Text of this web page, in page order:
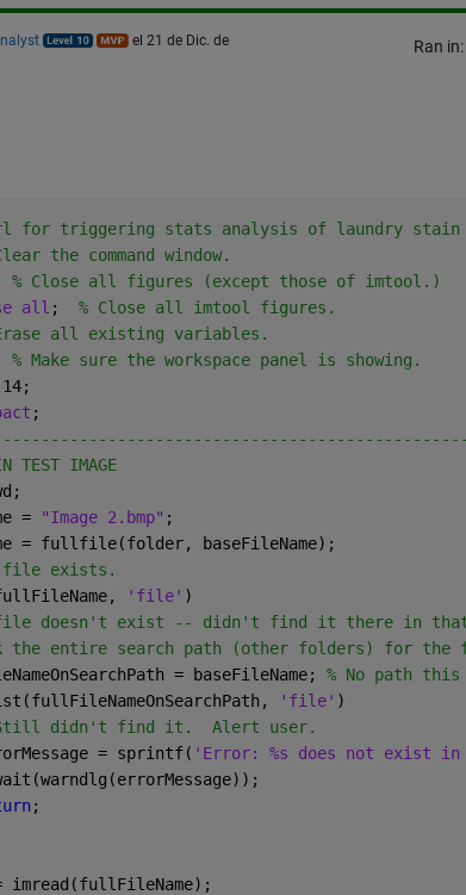
el 21 de Dic. de
Ran in:
for triggering stats analysis of laundry stain
the command window.
% Close all figures (except those of imtool.)
all ; % Close all imtool figures.
all existing variables.
% Make sure the workspace panel is showing.
;
TEST IMAGE
=
"Image 2.bmp" ;
= fullfile(folder, baseFileName);
file exists.
'file' )
file doesn't exist -- didn't find it there in
the entire search path (other folders) for
= baseFileName;
% No path
'file' )
didn't find it.  Alert user.
= sprintf(
'Error: %s does not exist
;
imread(fullFileName);